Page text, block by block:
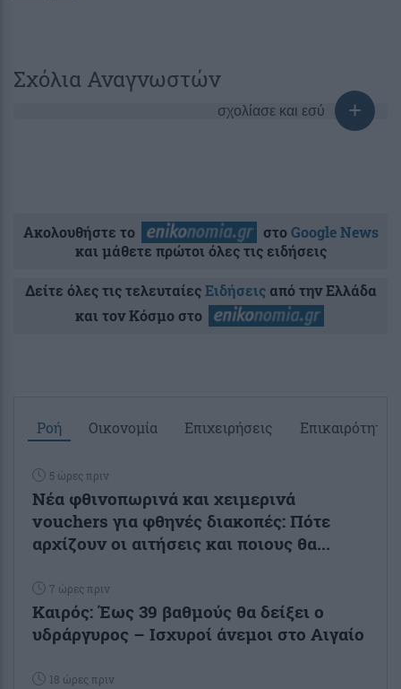
Σχόλια Αναγνωστών
σχολίασε και εσύ
Ακολουθήστε το στοGoogle News
και μάθετε πρώτοι όλες τις ειδήσεις
Δείτε όλες τις τελευταίεςΕιδήσειςαπό την Ελλάδα
και τον Κόσμο στο
Ροή Οικονομία Επιχειρήσεις Επικαιρότητα
5 ώρες πριν
Νέα φθινοπωρινά και χειμερινά
vouchers για φθηνές διακοπές: Πότε
αρχίζουν οι αιτήσεις και ποιους θα...
7 ώρες πριν
Καιρός: Έως 39 βαθμούς θα δείξει ο
υδράργυρος – Ισχυροί άνεμοι στο Αιγαίο
18 ώρες πριν